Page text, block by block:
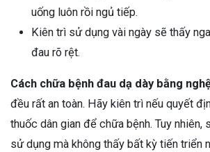
uống luôn rồi ngủ tiếp.
Kiên trì sử dụng vài ngày sẽ thấy
đau rõ rệt.
Cách chữa bệnh đau dạ dày bằng
đều rất an toàn. Hãy kiên trì nếu quyết
thuốc dân gian để chữa bệnh. Tuy nhiên,
sử dụng mà không thấy bất kỳ tiến triển